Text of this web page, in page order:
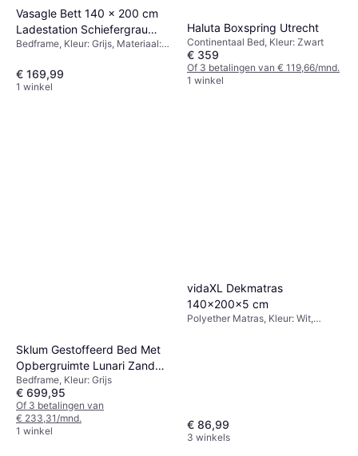
Vasagle Bett 140 x 200 cm
Ladestation Schiefergrau
Mattschwarz
Bedframe, Kleur: Grijs, Materiaal:
€ 169,99
1 winkel
Haluta Boxspring Utrecht
Continentaal Bed, Kleur: Zwart
€ 359
Of 3 betalingen van € 119,66/mnd.
1 winkel
Sklum Gestoffeerd Bed Met
Opbergruimte Lunari Zand
Stof 180 x 200 cm
Bedframe, Kleur: Grijs
€ 699,95
Of 3 betalingen van
€ 233,31/mnd.
1 winkel
vidaXL Dekmatras
140x200x5 cm
Polyether Matras, Kleur: Wit,
€ 86,99
3 winkels